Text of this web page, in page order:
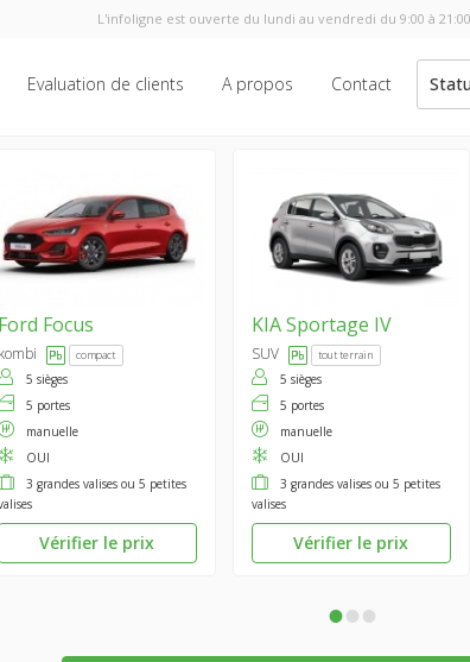
L'infoligne est ouverte du lundi au vendredi du 9:00 à
Evaluation de clients A propos Contact
Ford Focus
kombi compact
5 sièges
5 portes
manuelle
OUI
3 grandes valises ou 5 petites
Vérifier le prix
KIASportage IV
SUV tout terrain
5 sièges
5 portes
manuelle
OUI
3 grandes valises ou 5 petites
valises
Vérifier le prix
•••